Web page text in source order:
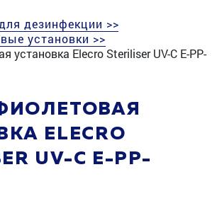
дезинфекции >>
установки >>
установка Elecro Steriliser UV-C E-PP-
ELECRO
UV-C E-PP-